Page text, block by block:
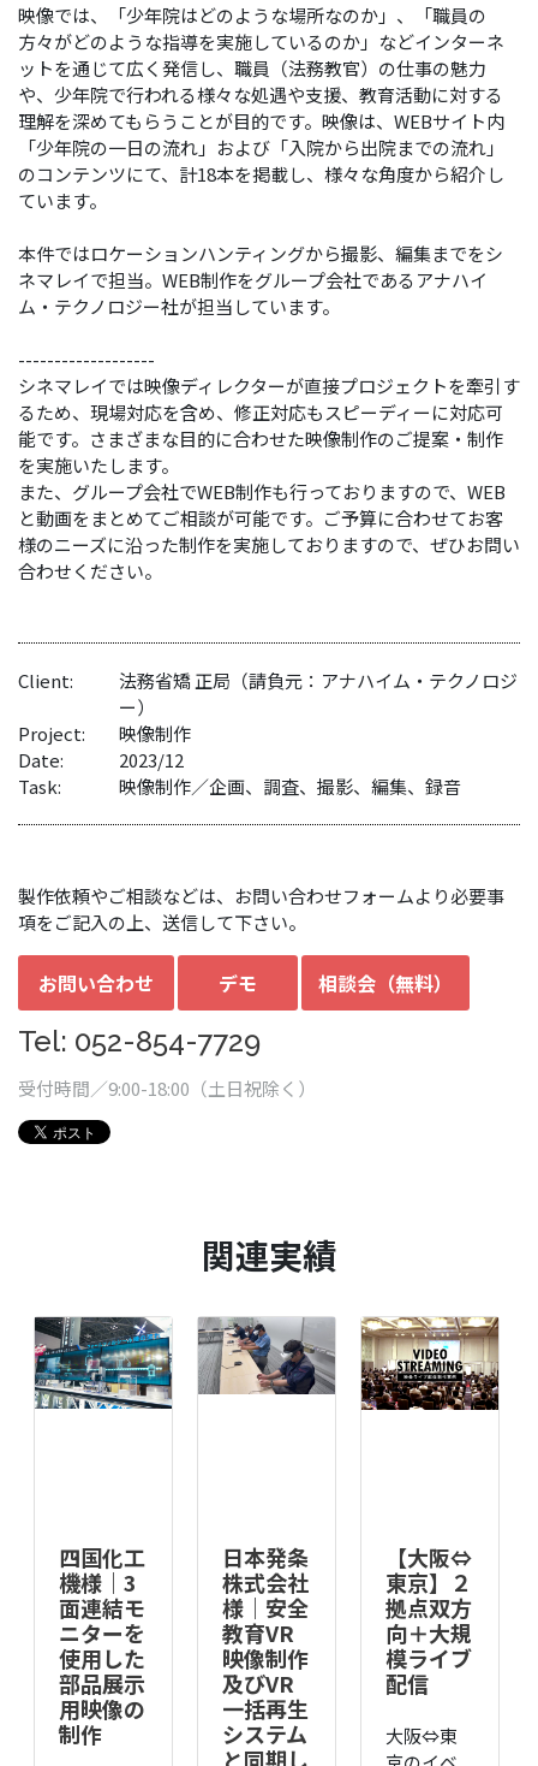
映像では、「少年院はどのような場所なのか」、「職員の
方々がどのような指導を実施しているのか」などインターネ
ットを通じて広く発信し、職員（法務教官）の仕事の魅力
や、少年院で行われる様々な処遇や支援、教育活動に対する
理解を深めてもらうことが目的です。映像は、WEBサイト内
「少年院の一日の流れ」および「入院から出院までの流れ」
のコンテンツにて、計18本を掲載し、様々な角度から紹介し
ています。
本件ではロケーションハンティングから撮影、編集までをシ
ネマレイで担当。WEB制作をグループ会社であるアナハイ
ム・テクノロジー社が担当しています。
-------------------
シネマレイでは映像ディレクターが直接プロジェクトを牽引す
るため、現場対応を含め、修正対応もスピーディーに対応可
能です。さまざまな目的に合わせた映像制作のご提案・制作
を実施いたします。
また、グループ会社でWEB制作も行っておりますので、WEB
と動画をまとめてご相談が可能です。ご予算に合わせてお客
様のニーズに沿った制作を実施しておりますので、ぜひお問い
合わせください。
Client:
法務省矯 正局（請負元：アナハイム・テクノロジ
ー）
Project:
映像制作
Date:
2023/12
Task:
映像制作／企画、調査、撮影、編集、録音
製作依頼やご相談などは、お問い合わせフォームより必要事
項をご記入の上、送信して下さい。
お問い合わせ デモ 相談会（無料）
Tel: 052-854-7729
受付時間／9:00-18:00（土日祝除く）
関連実績
四国化工
機様｜3
面連結モ
ニターを
使用した
部品展示
用映像の
制作
日本発条
株式会社
様｜安全
教育VR
映像制作
及びVR
一括再生
システム
と同期し
【大阪⇔
東京】２
拠点双方
向＋大規
模ライブ
配信
大阪⇔東